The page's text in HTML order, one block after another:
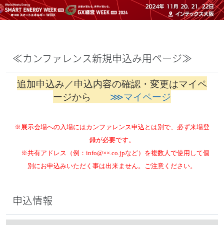
≪カンファレンス新規申込み用ページ≫
追加申込み／申込内容の確認・変更はマイペ
ージから
⋙マイページ
※展示会場への入場にはカンファレンス申込とは別で、必ず来場登
録が必要です。
※共有アドレス（例： info@××.co.jpなど）を複数人で使用して個
別にお申込みいただく事は出来ません。ご注意ください。
申込情報